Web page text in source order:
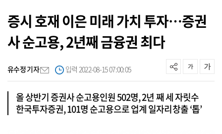
증시 호재 이은 미래 가치 투자…증권
사 순고용, 2년째 금융권 최다
유수정 기자 입력 2022-08-15 07:00:05
올 상반기 증권사 순고용인원 502명, 2년 째 세 자릿수
한국투자증권, 101명 순고용으로 업계 일자리창출 ‘톱’